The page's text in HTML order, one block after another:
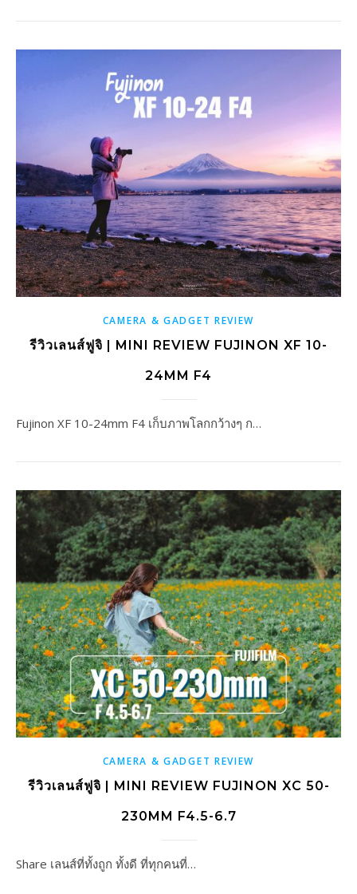
CAMERA & GADGET REVIEW
รีวิวเลนส์ฟูจิ | MINI REVIEW FUJINON XF 10-
24MM F4
Fujinon XF 10-24mm F4 เก็บภาพโลกกว้างๆ ก…
CAMERA & GADGET REVIEW
รีวิวเลนส์ฟูจิ | MINI REVIEW FUJINON XC 50-
230MM F4.5-6.7
Share เลนส์ที่ทั้งถูก ทั้งดี ที่ทุกคนที่…